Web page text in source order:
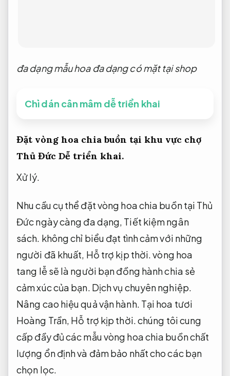
đa dạng mẫu hoa đa dạng có mặt tại shop
Chì dán cân mâm dễ triển khai
Đặt vòng hoa chia buồn tại khu vực chợ
Thủ Đức Dễ triển khai.
Xử lý.
Nhu cầu cụ thể đặt vòng hoa chia buồn tại Thủ
Đức ngày càng đa dạng, Tiết kiệm ngân
sách. không chỉ biểu đạt tình cảm với những
người đã khuất, Hỗ trợ kịp thời.vòng hoa
tang lễ sẽ là người bạn đồng hành chia sẻ
cảm xúc của bạn. Dịch vụ chuyên nghiệp.
Nâng cao hiệu quả vận hành. Tại hoa tươi
Hoàng Trần, Hỗ trợ kịp thời.chúng tôi cung
cấp đầy đủ các mẫu vòng hoa chia buồn chất
lượng ổn định và đảm bảo nhất cho các bạn
chọn lọc.